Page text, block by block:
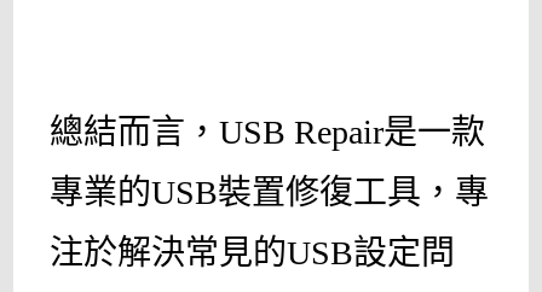
總結而言，USB Repair是一款
專業的USB裝置修復工具，專
注於解決常見的USB設定問